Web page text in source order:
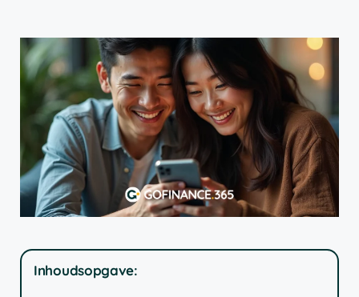
Inhoudsopgave: